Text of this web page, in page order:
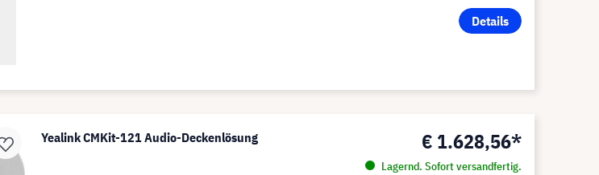
Details
Yealink CMKit-121 Audio-Deckenlösung € 1.628,56*
Lagernd. Sofort versandfertig.